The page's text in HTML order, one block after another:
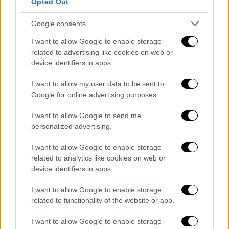
Google consents
I want to allow Google to enable storage
related to advertising like cookies on web or
device identifiers in apps.
I want to allow my user data to be sent to
Google for online advertising purposes.
I want to allow Google to send me
personalized advertising.
I want to allow Google to enable storage
related to analytics like cookies on web or
device identifiers in apps.
I want to allow Google to enable storage
related to functionality of the website or app.
I want to allow Google to enable storage
κρίσιμες κινήσεις για τον κλάδο που
αφορούν βασικές αλλαγές στο άρθρο 52, το
οποίο αφορά τα ΕΙΧ με οδηγό, παράταση της
υποχρεωτικότητας της ηλεκτροκίνησης για
δύο χρόνια και να επιστροφή του μητρώο
Σε κάθε περίπτωση η απεργία θα μετατραπεί
σε διαρκείας τις ημέρες που θα συζητείται
στη Βουλή τοερανιστικό νομοσχέδιοτου
οποίο έχουν συμπεριληφθεί οι διατάξεις
που αφορούν τον κλάδο. Συγκεκριμένα το ΔΣ
του ΣΑΤΑ αποφάσισε:
Τριήμερη απεργία των ταξί στην Αττική
έως και Παρασκευή 20 Φεβρουαρίου (στις